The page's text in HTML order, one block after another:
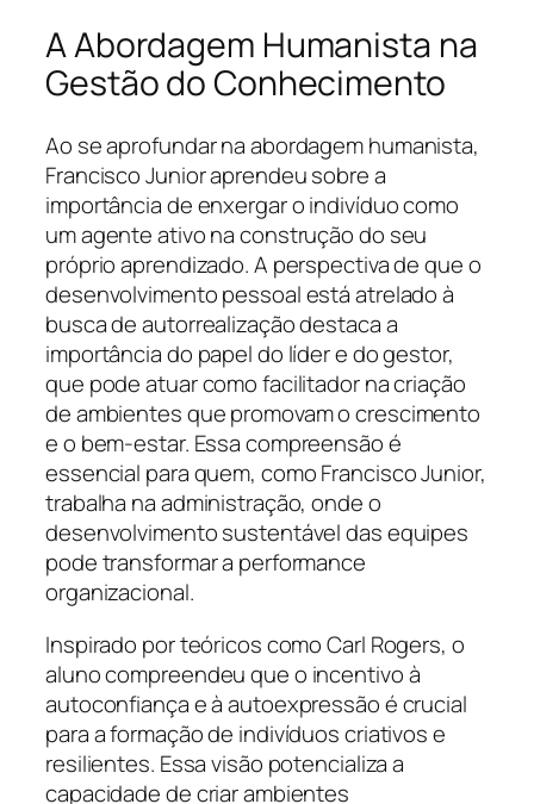
A Abordagem Humanista na
Gestão do Conhecimento
Ao se aprofundar na abordagem humanista,
Francisco Junior aprendeu sobre a
importância de enxergar o indivíduo como
um agente ativo na construção do seu
próprio aprendizado. A perspectiva de que o
desenvolvimento pessoal está atrelado à
busca de autorrealização destaca a
importância do papel do líder e do gestor,
que pode atuar como facilitador na criação
de ambientes que promovam o crescimento
e o bem-estar. Essa compreensão é
essencial para quem, como Francisco Junior,
trabalha na administração, onde o
desenvolvimento sustentável das equipes
pode transformar a performance
organizacional.
Inspirado por teóricos como Carl Rogers, o
aluno compreendeu que o incentivo à
autoconfiança e à autoexpressão é crucial
para a formação de indivíduos criativos e
resilientes. Essa visão potencializa a
capacidade de criar ambientes